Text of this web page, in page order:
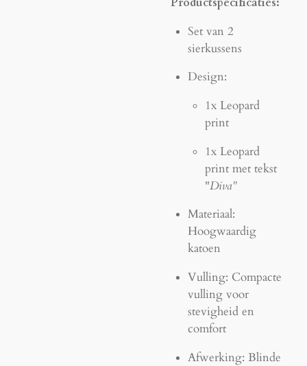
Set van 2
sierkussens
Design:
1x Leopard
print
1x Leopard
print met tekst
"Diva"
Materiaal:
Hoogwaardig
katoen
Vulling: Compacte
vulling voor
stevigheid en
comfort
Afwerking: Blinde